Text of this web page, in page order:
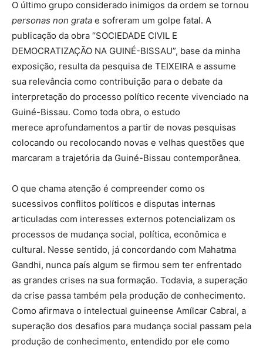
O último grupo considerado inimigos da ordem se tornou
personas non grata e sofreram um golpe fatal. A
publicação da obra “SOCIEDADE CIVIL E
DEMOCRATIZAÇÃO NA GUINÉ-BISSAU”, base da minha
exposição, resulta da pesquisa de TEIXEIRA e assume
sua relevância como contribuição para o debate da
interpretação do processo político recente vivenciado na
Guiné-Bissau. Como toda obra, o estudo
merece aprofundamentos a partir de novas pesquisas
colocando ou recolocando novas e velhas questões que
marcaram a trajetória da Guiné-Bissau contemporânea.
O que chama atenção é compreender como os
sucessivos conflitos políticos e disputas internas
articuladas com interesses externos potencializam os
processos de mudança social, política, econômica e
cultural. Nesse sentido, já concordando com Mahatma
Gandhi, nunca país algum se firmou sem ter enfrentado
as grandes crises na sua formação. Todavia, a superação
da crise passa também pela produção de conhecimento.
Como afirmava o intelectual guineense Amílcar Cabral, a
superação dos desafios para mudança social passam pela
produção de conhecimento, entendido por ele como